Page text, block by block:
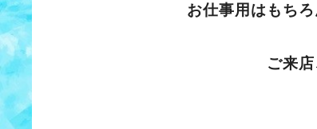
お仕事用はもち
ご来